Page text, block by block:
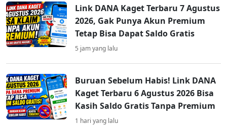
Link DANA Kaget Terbaru 7 Agustus
2026, Gak Punya Akun Premium
Tetap Bisa Dapat Saldo Gratis
5 jam yang lalu
Buruan Sebelum Habis! Link DANA
Kaget Terbaru 6 Agustus 2026 Bisa
Kasih Saldo Gratis Tanpa Premium
1 hari yang lalu